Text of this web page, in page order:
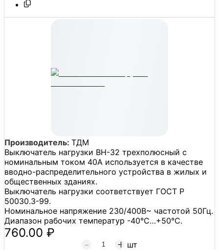
Производитель: ТДМ
Выключатель нагрузки ВН-32 трехполюсный с
номинальным током 40А используется в качестве
вводно-распределительного устройства в жилых и
общественных зданиях.
Выключатель нагрузки соответствует ГОСТ Р
50030.3-99.
Номинальное напряжение 230/400В~ частотой 50Гц.
Диапазон рабочих температур -40°C…+50°C.
760.00 ₽
шт